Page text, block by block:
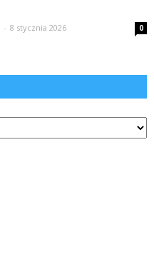
- 8 stycznia 2026 0